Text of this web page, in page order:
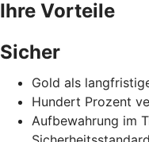
Ihre Vorteile
Sicher
Gold als
Hundert Prozent
Aufbewahrung im